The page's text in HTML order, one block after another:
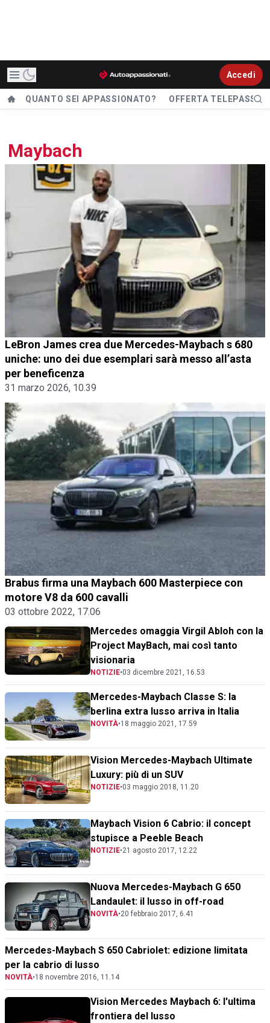
Accedi
QUANTO SEI APPASSIONATO? OFFERTA TELEPASS
Maybach
LeBron James crea due Mercedes-Maybach s 680
uniche: uno dei due esemplari sarà messo all’asta
per beneficenza
31 marzo 2026, 10.39
Brabus firma una Maybach 600 Masterpiece con
motore V8 da 600 cavalli
03 ottobre 2022, 17.06
Mercedes omaggia Virgil Abloh con la
Project MayBach, mai così tanto
visionaria
NOTIZIE•03 dicembre 2021, 16.53
Mercedes-Maybach Classe S: la
berlina extra lusso arriva in Italia
NOVITÀ•18 maggio 2021, 17.59
Vision Mercedes-Maybach Ultimate
Luxury: più di un SUV
NOTIZIE•03 maggio 2018, 11.20
Maybach Vision 6 Cabrio: il concept
stupisce a Peeble Beach
NOTIZIE•21 agosto 2017, 12.22
Nuova Mercedes-Maybach G 650
Landaulet: il lusso in off-road
NOVITÀ•20 febbraio 2017, 6.41
Mercedes-Maybach S 650 Cabriolet: edizione limitata
per la cabrio di lusso
NOVITÀ•18 novembre 2016, 11.14
Vision Mercedes Maybach 6: l'ultima
frontiera del lusso